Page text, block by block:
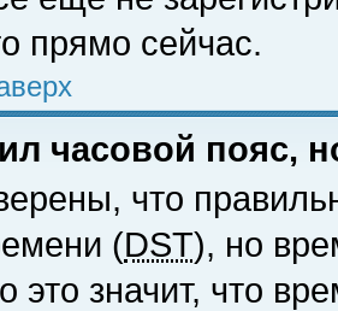
прямо сейчас.
часовой пояс,
что
(DST), но
это значит, что